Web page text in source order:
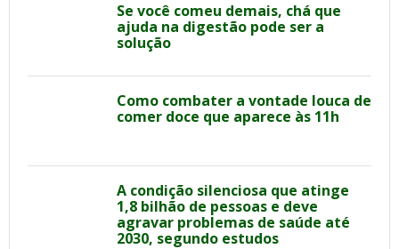
Se você comeu demais, chá que
ajuda na digestão pode ser a
solução
Como combater a vontade louca de
comer doce que aparece às 11h
A condição silenciosa que atinge
1,8 bilhão de pessoas e deve
agravar problemas de saúde até
2030, segundo estudos